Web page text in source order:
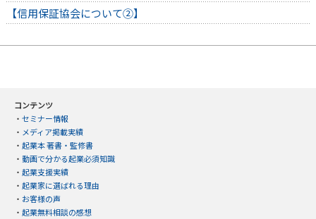
【信用保証協会について②】
コンテンツ
・ セミナー情報
・ メディア掲載実績
・ 起業本 著書・監修書
・ 動画で分かる起業必須知識
・ 起業支援実績
・ 起業家に選ばれる理由
・ お客様の声
・ 起業無料相談の感想